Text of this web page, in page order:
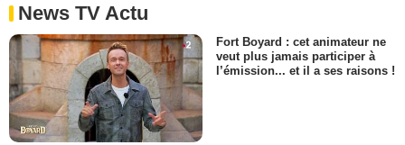
News TV Actu
Fort Boyard : cet animateur ne
veut plus jamais participer à
l’émission... et il a ses raisons !